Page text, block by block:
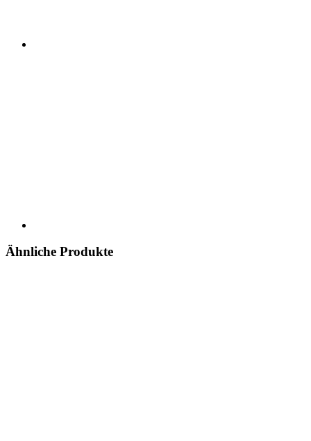
Ähnliche Produkte